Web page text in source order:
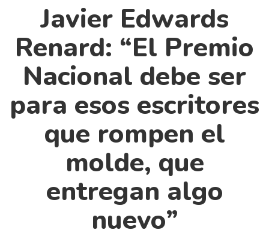
Historia material de los libros
Lagunas mentales
Libros
Libros usados
Medioambiente
Narrativas visuales
Pensamiento ilustrado
Personaje
Javier Edwards
Renard: “El Premio
Nacional debe ser
para esos escritores
que rompen el
molde, que
entregan algo
nuevo”